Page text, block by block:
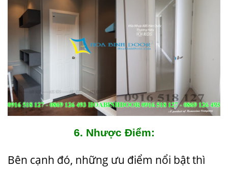
6. Nhược Điểm:
Bên cạnh đó, những ưu điểm nổi bật thì